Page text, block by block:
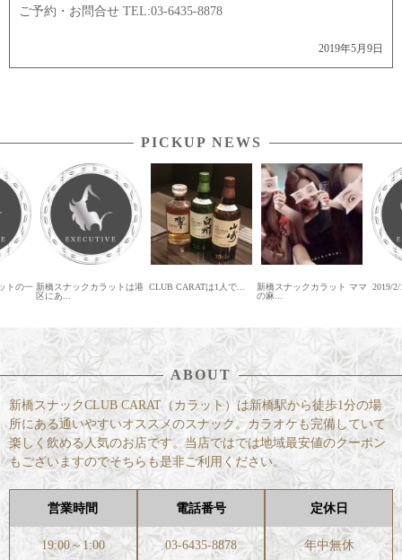
ご予約・お問合せ TEL:03-6435-8878
2019年5月9日
PICKUP NEWS
一 新橋スナックカラットは港
区にあ...
CLUB CARATは1人で...
新橋スナックカラット ママ
の麻...
2019/2/1...
ABOUT
新橋スナックCLUB CARAT（カラット）は新橋駅から徒歩1分の場
所にある通いやすいオススメのスナック。カラオケも完備していて
楽しく飲める人気のお店です。当店ではでは地域最安値のクーポン
もございますのでそちらも是非ご利用ください。
営業時間
19:00～1:00
電話番号
03-6435-8878
定休日
年中無休